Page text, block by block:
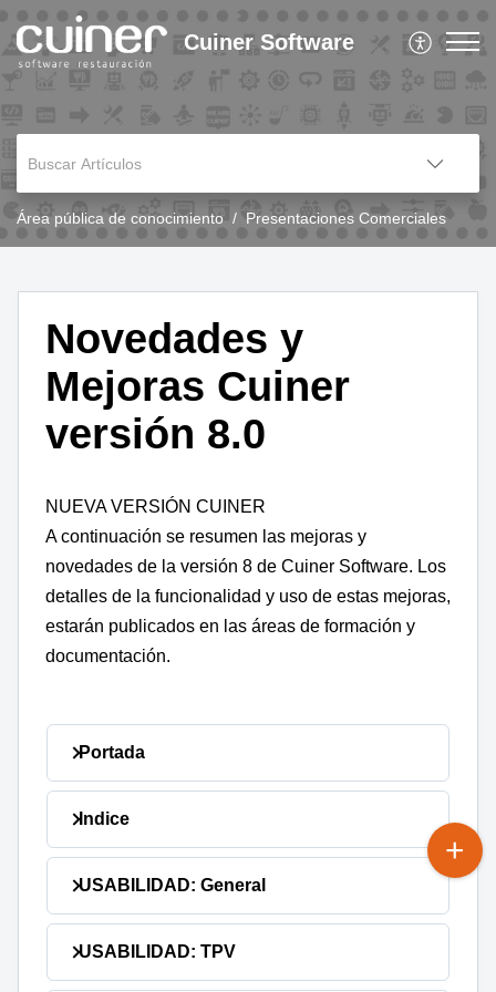
Cuiner Software
Área pública de conocimiento Presentaciones Comerciales
Novedades y
Mejoras Cuiner
versión 8.0
NUEVA VERSIÓN CUINER
A continuación se resumen las mejoras y
novedades de la versión 8 de Cuiner Software. Los
detalles de la funcionalidad y uso de estas mejoras,
estarán publicados en las áreas de formación y
documentación.
Portada
Indice
USABILIDAD: General
USABILIDAD: TPV